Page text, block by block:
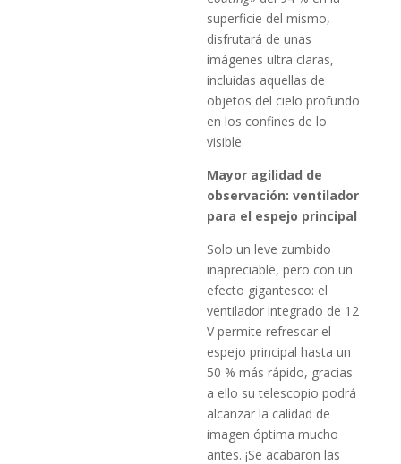
superficie del mismo,
disfrutará de unas
imágenes ultra claras,
incluidas aquellas de
objetos del cielo profundo
en los confines de lo
visible.
Mayor agilidad de
observación: ventilador
para el espejo principal
Solo un leve zumbido
inapreciable, pero con un
efecto gigantesco: el
ventilador integrado de 12
V permite refrescar el
espejo principal hasta un
50 % más rápido, gracias
a ello su telescopio podrá
alcanzar la calidad de
imagen óptima mucho
antes. ¡Se acabaron las